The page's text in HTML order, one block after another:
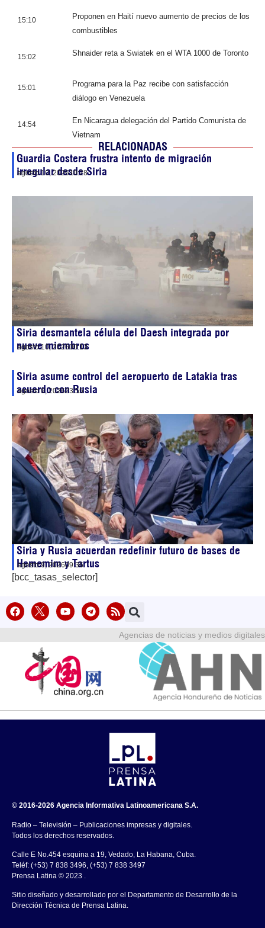
15:10
Proponen en Haití nuevo aumento de precios de los
combustibles
15:02 Shnaider reta a Swiatek en el WTA 1000 de Toronto
15:01
Programa para la Paz recibe con satisfacción
diálogo en Venezuela
14:54
En Nicaragua delegación del Partido Comunista de
Vietnam
RELACIONADAS
Guardia Costera frustra intento de migración
irregular desde Siria
agosto 10, 202610:28
Siria desmantela célula del Daesh integrada por
nueve miembros
agosto 10, 202600:13
Siria asume control del aeropuerto de Latakia tras
acuerdo con Rusia
agosto 9, 202623:55
Siria y Rusia acuerdan redefinir futuro de bases de
Hememim y Tartus
agosto 9, 202609:36
[bcc_tasas_selector]
Agencias de noticias y medios digitales
© 2016-2026 Agencia Informativa Latinoamericana S.A.
Radio – Televisión – Publicaciones impresas y digitales.
Todos los derechos reservados.
Calle E No.454 esquina a 19, Vedado, La Habana, Cuba.
Teléf: (+53) 7 838 3496, (+53) 7 838 3497
Prensa Latina © 2023 .
Sitio diseñado y desarrollado por el Departamento de Desarrollo de la
Dirección Técnica de Prensa Latina.